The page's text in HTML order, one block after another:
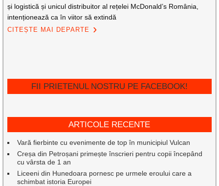
și logistică și unicul distribuitor al rețelei McDonald’s România,
intenționează ca în viitor să extindă
CITEȘTE MAI DEPARTE
FII PRIETENUL NOSTRU PE FACEBOOK!
ARTICOLE RECENTE
Vară fierbinte cu evenimente de top în municipiul Vulcan
Creșa din Petroșani primește înscrieri pentru copii începând
cu vârsta de 1 an
Liceeni din Hunedoara pornesc pe urmele eroului care a
schimbat istoria Europei